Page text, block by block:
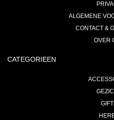
ALGEMENE
CONTACT &
OVER
CATEGORIEEN